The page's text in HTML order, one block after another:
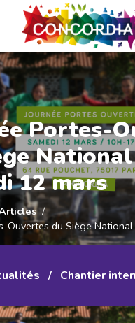
Portes-
12 mars
Ouvertes du Siège
/ Chantier
des cookies